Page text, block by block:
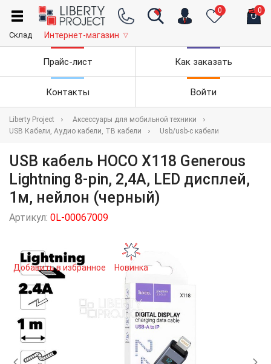
0 0
Склад Интернет-магазин ▽
Прайс-лист Как заказать
Контакты Войти
Liberty Project
Аксессуары для мобильной техники
USB Кабели, Аудио кабели, ТВ кабели
Usb/usb-c кабели
USB кабель HOCO X118 Generous
Lightning 8-pin, 2,4A, LED дисплей,
1м, нейлон (черный)
Артикул: 0L-00067009
Добавить в избранное Новинка